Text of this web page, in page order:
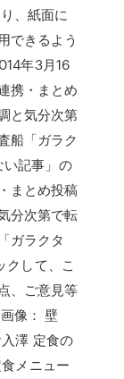
、紙面に
できるよう
年3月16
携・まとめ
と気分次第
船「ガラク
い記事」の
まとめ投稿
分次第で転
ガラクタ
クして、こ
、ご意見等
像： 壁
澤 定食の
メニュー